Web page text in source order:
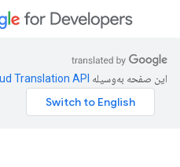
این صفحه به‌وسیله